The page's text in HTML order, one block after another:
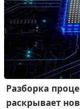
Разборка
раскрывает